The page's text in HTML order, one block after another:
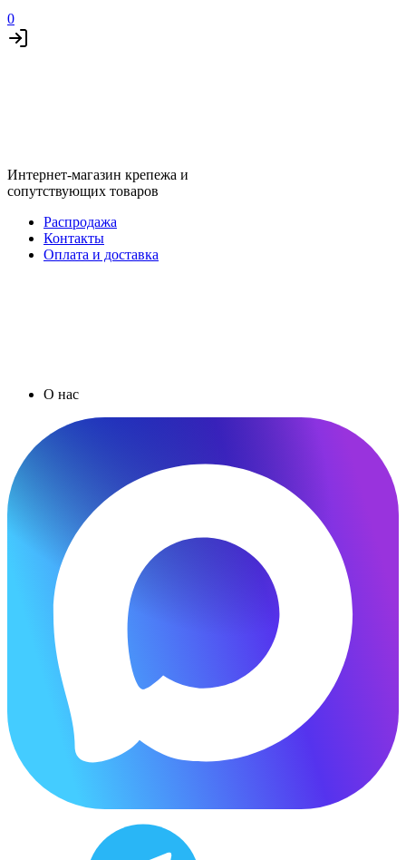
0
Интернет-магазин крепежа и
сопутствующих товаров
Распродажа
Контакты
Оплата и доставка
О нас